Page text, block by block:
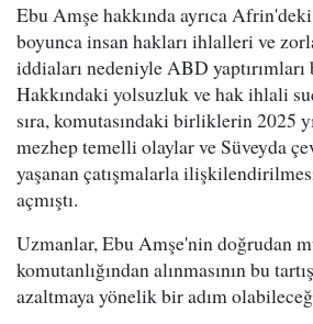
Ebu Amşe hakkında ayrıca
boyunca insan hakları ihlalleri ve
iddiaları nedeniyle ABD yaptırımları
Hakkındaki yolsuzluk ve hak ihlali
sıra, komutasındaki birliklerin 2025
mezhep temelli olaylar ve Süveyda
yaşanan çatışmalarla
açmıştı.
Uzmanlar, Ebu Amşe'nin doğrudan
komutanlığından alınmasının bu
azaltmaya yönelik bir adım